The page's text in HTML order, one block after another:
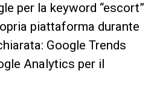
per la keyword “escort”
piattaforma durante
Google Trends
Analytics per il